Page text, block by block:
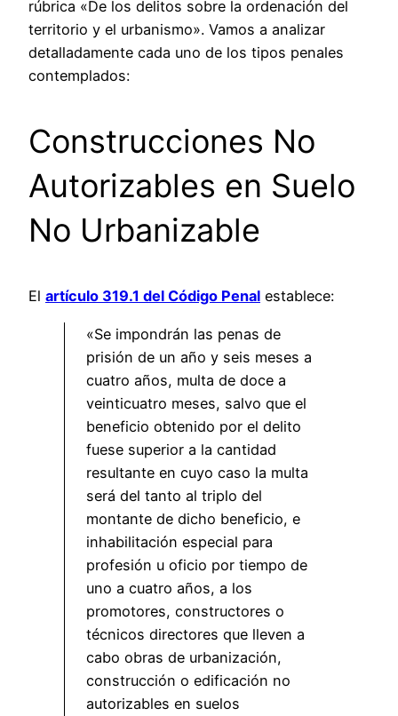
rúbrica «De los delitos sobre la ordenación del
territorio y el urbanismo». Vamos a analizar
detalladamente cada uno de los tipos penales
contemplados:
Construcciones No
Autorizables en Suelo
No Urbanizable
El artículo 319.1 del Código Penal establece:
«Se impondrán las penas de
prisión de un año y seis meses a
cuatro años, multa de doce a
veinticuatro meses, salvo que el
beneficio obtenido por el delito
fuese superior a la cantidad
resultante en cuyo caso la multa
será del tanto al triplo del
montante de dicho beneficio, e
inhabilitación especial para
profesión u oficio por tiempo de
uno a cuatro años, a los
promotores, constructores o
técnicos directores que lleven a
cabo obras de urbanización,
construcción o edificación no
autorizables en suelos